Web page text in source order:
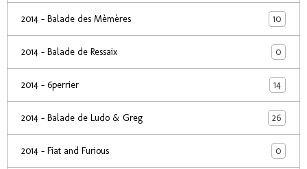
2014 - Balade des Mèmères 10
2014 - Balade de Ressaix 0
2014 - 6perrier 14
2014 - Balade de Ludo & Greg 26
2014 - Fiat and Furious 0